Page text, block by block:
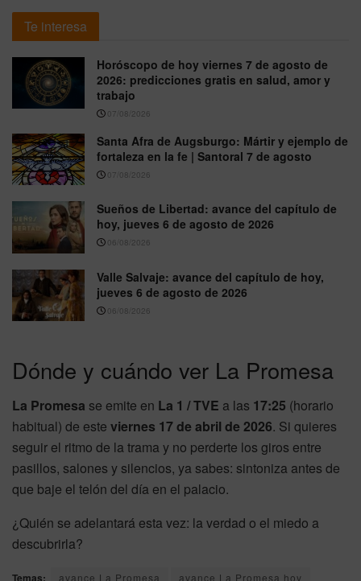
Te interesa
Horóscopo de hoy viernes 7 de agosto de
2026: predicciones gratis en salud, amor y
trabajo
07/08/2026
Santa Afra de Augsburgo: Mártir y ejemplo de
fortaleza en la fe | Santoral 7 de agosto
07/08/2026
Sueños de Libertad: avance del capítulo de
hoy, jueves 6 de agosto de 2026
06/08/2026
Valle Salvaje: avance del capítulo de hoy,
jueves 6 de agosto de 2026
06/08/2026
Dónde y cuándo ver La Promesa
La Promesa se emite en La 1 / TVE a las 17:25 (horario
habitual) de este viernes 17 de abril de 2026. Si quieres
seguir el ritmo de la trama y no perderte los giros entre
pasillos, salones y silencios, ya sabes: sintoniza antes de
que baje el telón del día en el palacio.
¿Quién se adelantará esta vez: la verdad o el miedo a
descubrirla?
Temas: avance La Promesa
avance La Promesa hoy